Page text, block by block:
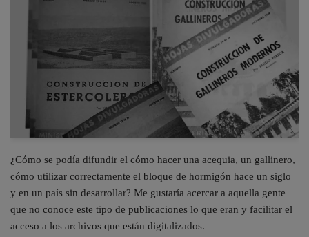
¿Cómo se podía difundir el cómo hacer una acequia, un gallinero,
cómo utilizar correctamente el bloque de hormigón hace un siglo
y en un país sin desarrollar? Me gustaría acercar a aquella gente
que no conoce este tipo de publicaciones lo que eran y facilitar el
acceso a los archivos que están digitalizados.